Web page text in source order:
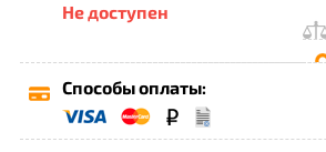
Не доступен
Способы оплаты: